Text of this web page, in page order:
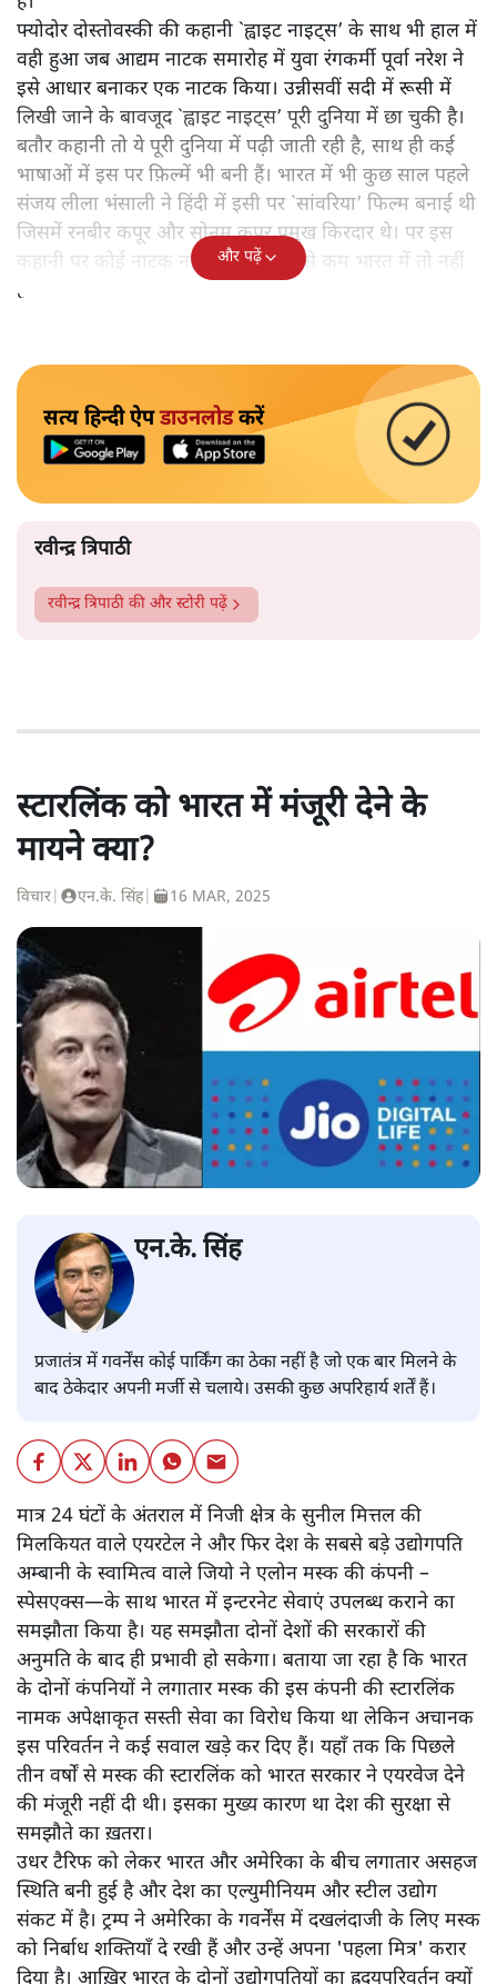
फ्योदोर दोस्तोवस्की की कहानी `ह्वाइट नाइट्स’ के साथ भी हाल में
वही हुआ जब आद्यम नाटक समारोह में युवा रंगकर्मी पूर्वा नरेश ने
इसे आधार बनाकर एक नाटक किया। उन्नीसवीं सदी में रूसी में
लिखी जाने के बावजूद `ह्वाइट नाइट्स’ पूरी दुनिया में छा चुकी है।
बतौर कहानी तो ये पूरी दुनिया में पढ़ी जाती रही है, साथ ही कई
भाषाओं में इस पर फ़िल्में भी बनी हैं। भारत में भी कुछ साल पहले
संजय लीला भंसाली ने हिंदी में इसी पर `सांवरिया’ फिल्म बनाई थी
जिसमें रनबीर कपूर और सोनम कपूर प्रमुख किरदार थे। पर इस
कहानी पर कोई नाटक नहीं हुआ है। कम से कम भारत में तो नहीं
हुआ है।
और पढ़ें
सत्य हिन्दी ऐपडाउनलोडकरें
रवीन्द्र त्रिपाठी
रवीन्द्र त्रिपाठी की और स्टोरी पढ़ें
स्टारलिंक को भारत में मंजूरी देने के
मायने क्या?
विचार एन.के. सिंह| 16 MAR, 2025
एन.के. सिंह
प्रजातंत्र में गवर्नेंस कोई पार्किंग का ठेका नहीं है जो एक बार मिलने के
बाद ठेकेदार अपनी मर्जी से चलाये। उसकी कुछ अपरिहार्य शर्तें हैं।
मात्र 24 घंटों के अंतराल में निजी क्षेत्र के सुनील मित्तल की
मिलकियत वाले एयरटेल ने और फिर देश के सबसे बड़े उद्योगपति
अम्बानी के स्वामित्व वाले जियो ने एलोन मस्क की कंपनी –
स्पेसएक्स—के साथ भारत में इन्टरनेट सेवाएं उपलब्ध कराने का
समझौता किया है। यह समझौता दोनों देशों की सरकारों की
अनुमति के बाद ही प्रभावी हो सकेगा। बताया जा रहा है कि भारत
के दोनों कंपनियों ने लगातार मस्क की इस कंपनी की स्टारलिंक
नामक अपेक्षाकृत सस्ती सेवा का विरोध किया था लेकिन अचानक
इस परिवर्तन ने कई सवाल खड़े कर दिए हैं। यहाँ तक कि पिछले
तीन वर्षों से मस्क की स्टारलिंक को भारत सरकार ने एयरवेज देने
की मंजूरी नहीं दी थी। इसका मुख्य कारण था देश की सुरक्षा से
समझौते का ख़तरा।
उधर टैरिफ को लेकर भारत और अमेरिका के बीच लगातार असहज
स्थिति बनी हुई है और देश का एल्युमीनियम और स्टील उद्योग
संकट में है। ट्रम्प ने अमेरिका के गवर्नेंस में दखलंदाजी के लिए मस्क
को निर्बाध शक्तियाँ दे रखी हैं और उन्हें अपना 'पहला मित्र' करार